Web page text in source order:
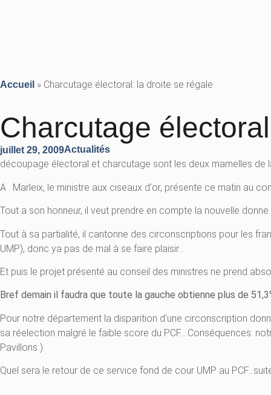
Accueil » Charcutage électoral: la droite se régale
Charcutage
juillet 29, 2009Actualités
découpage électoral et charcutage sont les deux mamelles de
A . Marleix, le ministre aux ciseaux d'or, présente ce matin au
Tout a son honneur, il veut prendre en compte la nouvelle
Tout à sa partialité, il cantonne des circonscriptions pour les
UMP), donc ya pas de mal à se faire plaisir…
Et puis le projet présenté au conseil des ministres ne prend
Bref demain il faudra que toute la gauche obtienne plus de
Pour notre département la disparition d'une circonscription
sa réelection malgré le faible score du PCF….Conséquences:
Pavillons ).
Quel sera le retour de ce service fond de cour UMP au